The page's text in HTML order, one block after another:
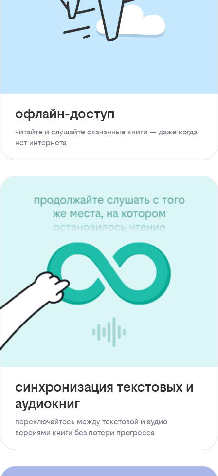
офлайн-доступ
читайте и слушайте скачанные книги — даже когда
нет интернета
синхронизация текстовых и
аудиокниг
переключайтесь между текстовой и аудио
версиями книги без потери прогресса